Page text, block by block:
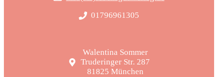
01796961305
Walentina Sommer
Truderinger Str. 287
81825 München